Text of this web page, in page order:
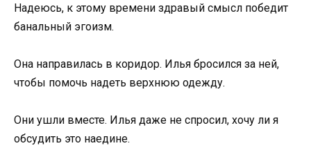
Надеюсь, к этому времени здравый смысл победит
банальный эгоизм.
Она направилась в коридор. Илья бросился за ней,
чтобы помочь надеть верхнюю одежду.
Они ушли вместе. Илья даже не спросил, хочу ли я
обсудить это наедине.